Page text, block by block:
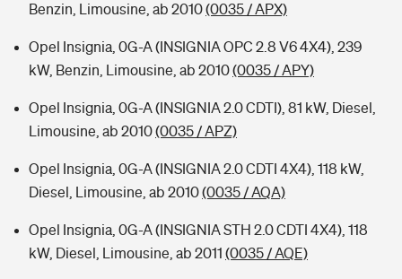
Benzin, Limousine, ab 2010(0035 / APX)
Opel Insignia, 0G-A (INSIGNIA OPC 2.8 V6 4X4), 239
kW, Benzin, Limousine, ab 2010(0035 / APY)
Opel Insignia, 0G-A (INSIGNIA 2.0 CDTI), 81 kW, Diesel,
Limousine, ab 2010(0035 / APZ)
Opel Insignia, 0G-A (INSIGNIA 2.0 CDTI 4X4), 118 kW,
Diesel, Limousine, ab 2010(0035 / AQA)
Opel Insignia, 0G-A (INSIGNIA STH 2.0 CDTI 4X4), 118
kW, Diesel, Limousine, ab 2011 (0035 / AQE)